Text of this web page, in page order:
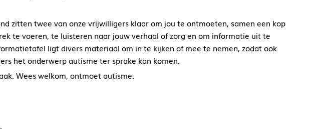
zitten twee van onze vrijwilligers klaar om jou te ontmoeten, samen een kop
te voeren, te luisteren naar jouw verhaal of zorg en om informatie uit te
ligt divers materiaal om in te kijken of mee te nemen, zodat ook
het onderwerp autisme ter sprake kan komen.
Wees welkom, ontmoet autisme.